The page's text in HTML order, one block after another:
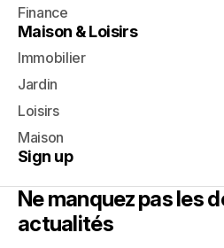
Finance
Maison & Loisirs
Immobilier
Jardin
Loisirs
Maison
Sign up
Ne manquez pas les
actualités